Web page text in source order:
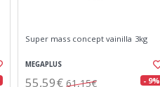
Super mass concept vainilla 3kg
MEGAPLUS
55,59€ 61,15€ - 9%